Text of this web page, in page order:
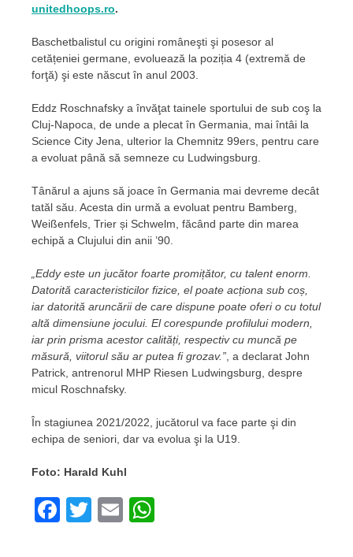
unitedhoops.ro.
Baschetbalistul cu origini româneşti şi posesor al
cetățeniei germane, evoluează la poziția 4 (extremă de
forţă) şi este născut în anul 2003.
Eddz Roschnafsky a învăţat tainele sportului de sub coş la
Cluj-Napoca, de unde a plecat în Germania, mai întâi la
Science City Jena, ulterior la Chemnitz 99ers, pentru care
a evoluat până să semneze cu Ludwingsburg.
Tânărul a ajuns să joace în Germania mai devreme decât
tatăl său. Acesta din urmă a evoluat pentru Bamberg,
Weißenfels, Trier și Schwelm, făcând parte din marea
echipă a Clujului din anii ’90.
„Eddy este un jucător foarte promițător, cu talent enorm.
Datorită caracteristicilor fizice, el poate acționa sub coș,
iar datorită aruncării de care dispune poate oferi o cu totul
altă dimensiune jocului. El corespunde profilului modern,
iar prin prisma acestor calități, respectiv cu muncă pe
măsură, viitorul său ar putea fi grozav.” , a declarat John
Patrick, antrenorul MHP Riesen Ludwingsburg, despre
micul Roschnafsky.
În stagiunea 2021/2022, jucătorul va face parte şi din
echipa de seniori, dar va evolua şi la U19.
Foto: Harald Kuhl
Facebook
Twitter
Email